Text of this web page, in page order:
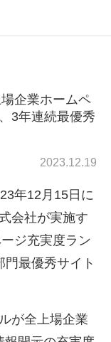
企業ホームペ
3年連続最優秀
2023.12.19
年12 月 15 日に
会社が実施す
ジ充実度ラン
門最優秀サイト
が全上場企業